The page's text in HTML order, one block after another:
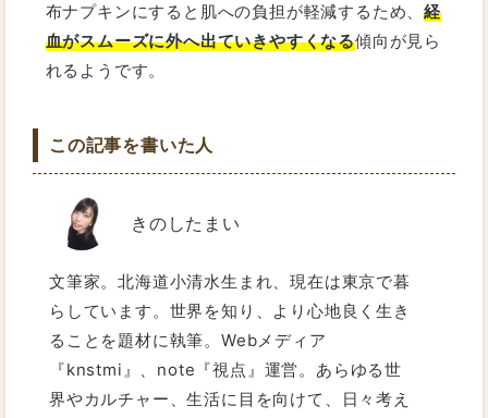
布ナプキンにすると肌への負担が軽減するため、経
血がスムーズに外へ出ていきやすくなる傾向が見ら
れるようです。
この記事を書いた人
きのしたまい
文筆家。北海道小清水生まれ、現在は東京で暮
らしています。世界を知り、より心地良く生き
ることを題材に執筆。Webメディア
『knstmi』、note『視点』運営。あらゆる世
界やカルチャー、生活に目を向けて、日々考え